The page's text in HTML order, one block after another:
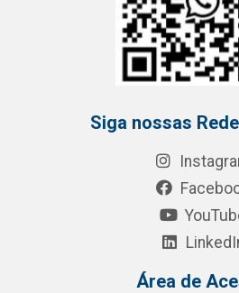
Siga nossas
Área de